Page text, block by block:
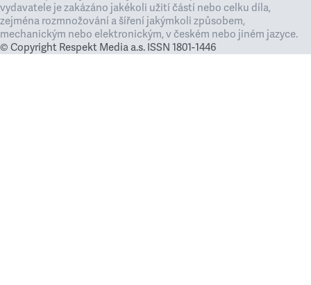
vydavatele je zakázáno jakékoli užití částí nebo celku díla,
zejména rozmnožování a šíření jakýmkoli způsobem,
mechanickým nebo elektronickým, v českém nebo jiném jazyce.
© Copyright Respekt Media a.s. ISSN 1801-1446